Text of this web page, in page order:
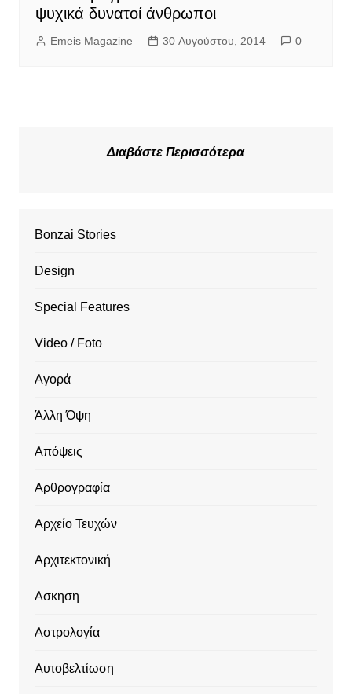
ψυχικά δυνατοί άνθρωποι
Emeis Magazine 30 Αυγούστου, 2014 0
Διαβάστε Περισσότερα
Bonzai Stories
Design
Special Features
Video / Foto
Αγορά
Άλλη Όψη
Απόψεις
Αρθρογραφία
Αρχείο Τευχών
Αρχιτεκτονική
Ασκηση
Αστρολογία
Αυτοβελτίωση